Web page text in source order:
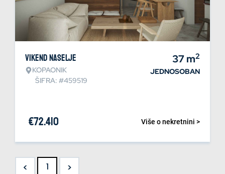
Vikend naselje
KOPAONIK
ŠIFRA: #459519
37m2
JEDNOSOBAN
Više o nekretnini >
€72.410
< 1 >